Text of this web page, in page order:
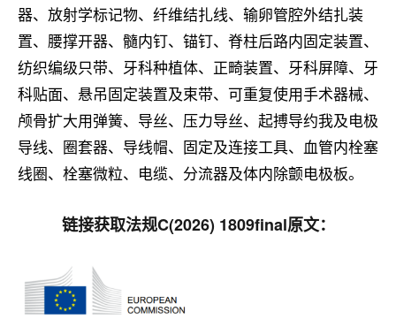
器、放射学标记物、纤维结扎线、输卵管腔外结扎装
置、腰撑开器、髓内钉、锚钉、脊柱后路内固定装置、
纺织编级只带、牙科种植体、正畸装置、牙科屏障、牙
科贴面、悬吊固定装置及束带、可重复使用手术器械、
颅骨扩大用弹簧、导丝、压力导丝、起搏导约我及电极
导线、圈套器、导线帽、固定及连接工具、血管内栓塞
线圈、栓塞微粒、电缆、分流器及体内除颤电极板。
链接获取法规C(2026) 1809final原文：